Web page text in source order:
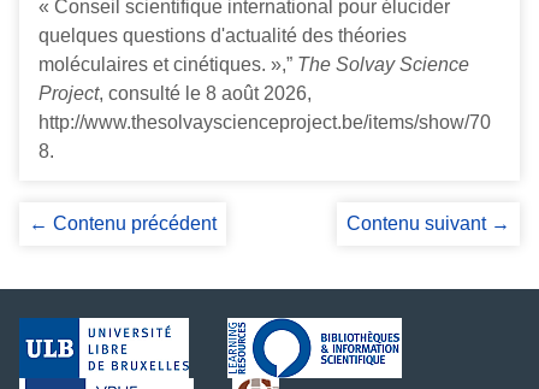
« Conseil scientifique international pour élucider
quelques questions d'actualité des théories
moléculaires et cinétiques. »,” The Solvay Science
Project, consulté le 8 août 2026,
http://www.thesolvayscienceproject.be/items/show/70
8.
← Contenu précédent Contenu suivant →